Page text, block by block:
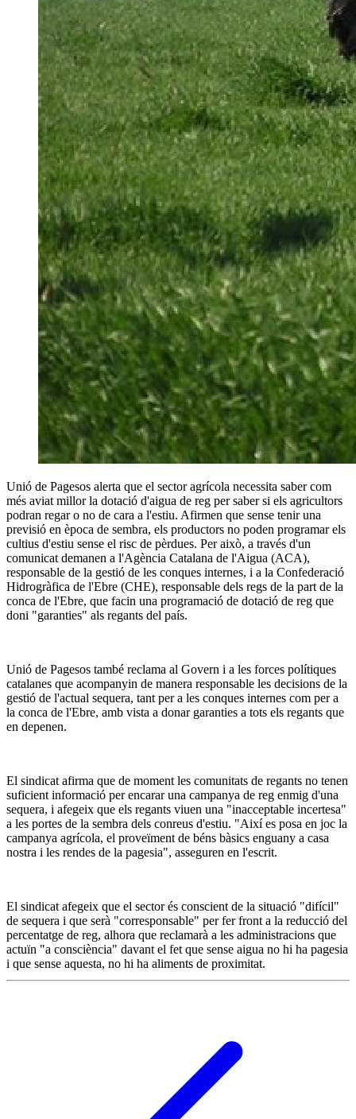
Unió de Pagesos alerta que el sector agrícola necessita saber com
més aviat millor la dotació d'aigua de reg per saber si els agricultors
podran regar o no de cara a l'estiu. Afirmen que sense tenir una
previsió en època de sembra, els productors no poden programar els
cultius d'estiu sense el risc de pèrdues. Per això, a través d'un
comunicat demanen a l'Agència Catalana de l'Aigua (ACA),
responsable de la gestió de les conques internes, i a la Confederació
Hidrogràfica de l'Ebre (CHE), responsable dels regs de la part de la
conca de l'Ebre, que facin una programació de dotació de reg que
doni "garanties" als regants del país.
Unió de Pagesos també reclama al Govern i a les forces polítiques
catalanes que acompanyin de manera responsable les decisions de la
gestió de l'actual sequera, tant per a les conques internes com per a
la conca de l'Ebre, amb vista a donar garanties a tots els regants que
en depenen.
El sindicat afirma que de moment les comunitats de regants no tenen
suficient informació per encarar una campanya de reg enmig d'una
sequera, i afegeix que els regants viuen una "inacceptable incertesa"
a les portes de la sembra dels conreus d'estiu. "Així es posa en joc la
campanya agrícola, el proveïment de béns bàsics enguany a casa
nostra i les rendes de la pagesia", asseguren en l'escrit.
El sindicat afegeix que el sector és conscient de la situació "difícil"
de sequera i que serà "corresponsable" per fer front a la reducció del
percentatge de reg, alhora que reclamarà a les administracions que
actuïn "a consciència" davant el fet que sense aigua no hi ha pagesia
i que sense aquesta, no hi ha aliments de proximitat.